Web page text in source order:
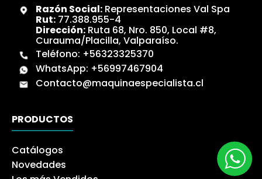
Razón Social:Representaciones Val Spa
Rut:77.388.955-4
Dirección:Ruta 68, Nro. 850, Local #8,
Curauma/Placilla, Valparaíso.
Teléfono: +56323325370
WhatsApp: +56997467904
Contacto@maquinaespecialista.cl
PRODUCTOS
Catálogos
Novedades